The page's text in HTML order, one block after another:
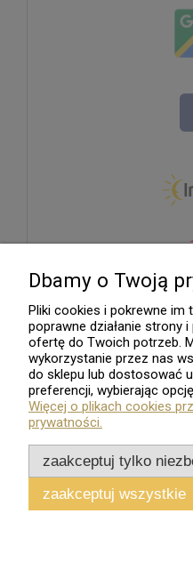
Sklep
Wszelkie Prawa Zastrzeżone -
Dbamy o Twoją
Pliki cookies i pokrewne im
poprawne działanie strony
ofertę do Twoich potrzeb.
wykorzystanie przez nas
do sklepu lub dostosować
preferencji, wybierając
Więcej o plikach cookies
prywatności.
zaakceptuj tylko
zaakceptuj wszystkie